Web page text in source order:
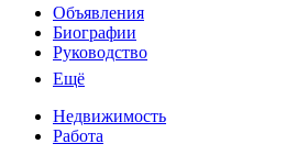
Объявления
Биографии
Руководство
Ещё
Недвижимость
Работа